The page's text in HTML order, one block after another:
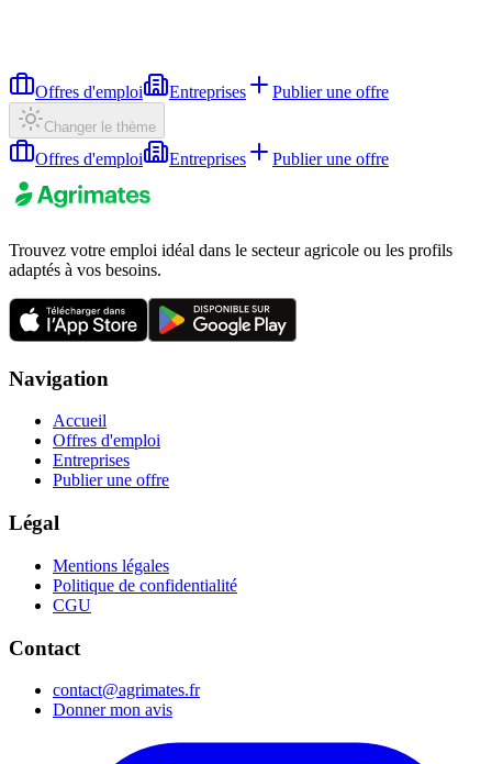
Offres d'emploi Entreprises Publier une offre
Changer le thème
Offres d'emploi Entreprises Publier une offre
Trouvez votre emploi idéal dans le secteur agricole ou les profils
adaptés à vos besoins.
Navigation
Accueil
Offres d'emploi
Entreprises
Publier une offre
Légal
Mentions légales
Politique de confidentialité
CGU
Contact
contact@agrimates.fr
Donner mon avis